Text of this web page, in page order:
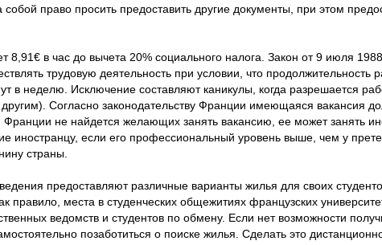
право просить предоставить другие документы, при этом
в час до вычета 20% социального налога. Закон от 9 июля
трудовую деятельность при условии, что продолжительность
в неделю. Исключение составляют каникулы, когда разрешается
Согласно законодательству Франции имеющаяся вакансия
не найдется желающих занять вакансию, ее может занять
иностранцу, если его профессиональный уровень выше, чем у
страны.
предоставляют различные варианты жилья для своих
места в студенческих общежитиях французских
ведомств и студентов по обмену. Если нет возможности
позаботиться о поиске жилья. Сделать это